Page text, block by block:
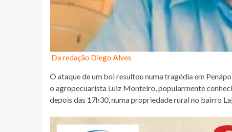
Da redação Diego Alves
O ataque de um boi resultou numa tragédia em
o agropecuarista Luiz Monteiro, popularmente
depois das 17h30, numa propriedade rural no bairro